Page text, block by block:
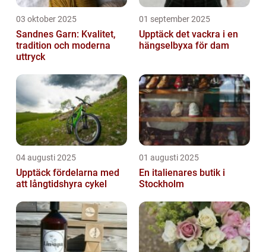
03 oktober 2025
Sandnes Garn: Kvalitet,
tradition och moderna
uttryck
01 september 2025
Upptäck det vackra i en
hängselbyxa för dam
04 augusti 2025
Upptäck fördelarna med
att långtidshyra cykel
01 augusti 2025
En italienares butik i
Stockholm